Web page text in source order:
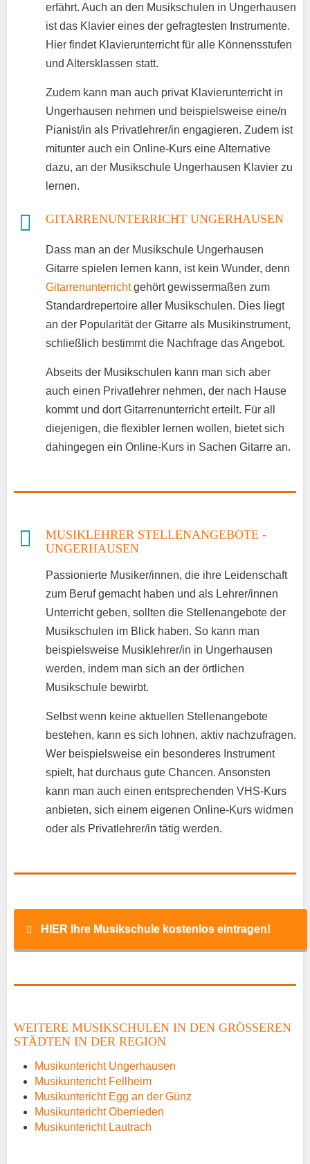
erfährt. Auch an den Musikschulen in Ungerhausen
ist das Klavier eines der gefragtesten Instrumente.
Hier findet Klavierunterricht für alle Könnensstufen
und Altersklassen statt.
Zudem kann man auch privat Klavierunterricht in
Ungerhausen nehmen und beispielsweise eine/n
Pianist/in als Privatlehrer/in engagieren. Zudem ist
mitunter auch ein Online-Kurs eine Alternative
dazu, an der Musikschule Ungerhausen Klavier zu
lernen.
GITARRENUNTERRICHT UNGERHAUSEN
Dass man an der Musikschule Ungerhausen
Gitarre spielen lernen kann, ist kein Wunder, denn
Gitarrenunterrichtgehört gewissermaßen zum
Standardrepertoire aller Musikschulen. Dies liegt
an der Popularität der Gitarre als Musikinstrument,
schließlich bestimmt die Nachfrage das Angebot.
Abseits der Musikschulen kann man sich aber
auch einen Privatlehrer nehmen, der nach Hause
kommt und dort Gitarrenunterricht erteilt. Für all
diejenigen, die flexibler lernen wollen, bietet sich
dahingegen ein Online-Kurs in Sachen Gitarre an.
MUSIKLEHRER STELLENANGEBOTE -
UNGERHAUSEN
Passionierte Musiker/innen, die ihre Leidenschaft
zum Beruf gemacht haben und als Lehrer/innen
Unterricht geben, sollten die Stellenangebote der
Musikschulen im Blick haben. So kann man
beispielsweise Musiklehrer/in in Ungerhausen
werden, indem man sich an der örtlichen
Musikschule bewirbt.
Selbst wenn keine aktuellen Stellenangebote
bestehen, kann es sich lohnen, aktiv nachzufragen.
Wer beispielsweise ein besonderes Instrument
spielt, hat durchaus gute Chancen. Ansonsten
kann man auch einen entsprechenden VHS-Kurs
anbieten, sich einem eigenen Online-Kurs widmen
oder als Privatlehrer/in tätig werden.
HIER Ihre Musikschule kostenlos eintragen!
WEITERE MUSIKSCHULEN IN DEN GRÖSSEREN S
TÄDTEN IN DER REGION
Musikuntericht Ungerhausen
Musikuntericht Fellheim
Musikuntericht Egg an der Günz
Musikuntericht Oberrieden
Musikuntericht Lautrach